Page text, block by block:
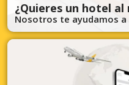
¿Quieres un hotel al
Nosotros te ayudamos